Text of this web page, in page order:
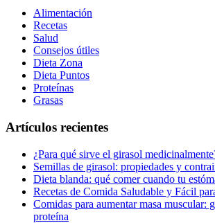
Alimentación
Recetas
Salud
Consejos útiles
Dieta Zona
Dieta Puntos
Proteínas
Grasas
Artículos recientes
¿Para qué sirve el girasol
Semillas de girasol: propiedades y
Dieta blanda: qué comer cuando tu
Recetas de Comida Saludable y Fácil
Comidas para aumentar masa muscular:
proteína